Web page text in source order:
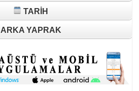
TARIH
ARKA YAPRAK